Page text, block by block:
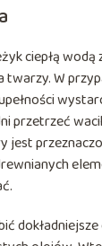
ciepłą
twarzy. W
przetrzeć
jest
dokładniejsze